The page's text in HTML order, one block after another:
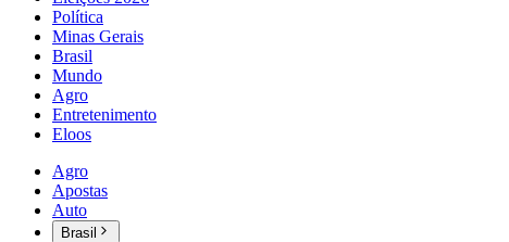
Política
Minas Gerais
Brasil
Mundo
Agro
Entretenimento
Eloos
Agro
Apostas
Auto
Brasil